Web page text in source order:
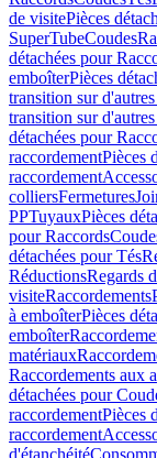
de visitePièces
SuperTubeCoudes
détachées pour
emboîterPièces
transition sur
transition sur
détachées pour
raccordementPièces
raccordement
colliersFermetures
PPTuyauxPièces
pour Raccords
détachées pour Tés
RéductionsRegards
visiteRaccordements
à emboîterPièces
emboîter
matériaux
Raccordements aux
détachées pour
raccordementPièces
raccordement
d'étanchéité